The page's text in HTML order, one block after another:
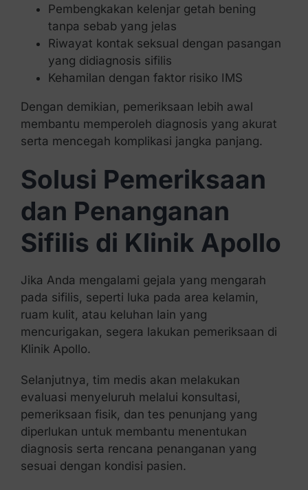
Pembengkakan kelenjar getah bening
tanpa sebab yang jelas
Riwayat kontak seksual dengan pasangan
yang didiagnosis sifilis
Kehamilan dengan faktor risiko IMS
Dengan demikian, pemeriksaan lebih awal
membantu memperoleh diagnosis yang akurat
serta mencegah komplikasi jangka panjang.
Solusi Pemeriksaan
dan Penanganan
Sifilis di Klinik Apollo
Jika Anda mengalami gejala yang mengarah
pada sifilis, seperti luka pada area kelamin,
ruam kulit, atau keluhan lain yang
mencurigakan, segera lakukan pemeriksaan di
Klinik Apollo.
Selanjutnya, tim medis akan melakukan
evaluasi menyeluruh melalui konsultasi,
pemeriksaan fisik, dan tes penunjang yang
diperlukan untuk membantu menentukan
diagnosis serta rencana penanganan yang
sesuai dengan kondisi pasien.